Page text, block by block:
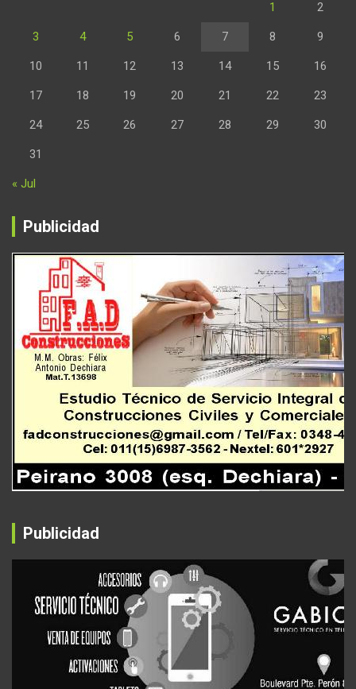
1 2
3 4 5 6 7 8 9
10 11 12 13 14 15 16
17 18 19 20 21 22 23
24 25 26 27 28 29 30
31
« Jul
Publicidad
Publicidad